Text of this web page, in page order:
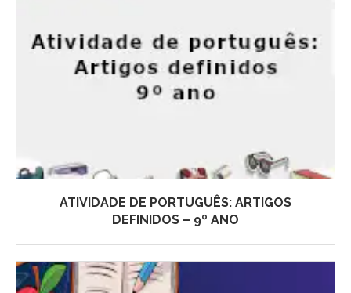
ATIVIDADE DE PORTUGUÊS: ARTIGOS
DEFINIDOS – 9º ANO